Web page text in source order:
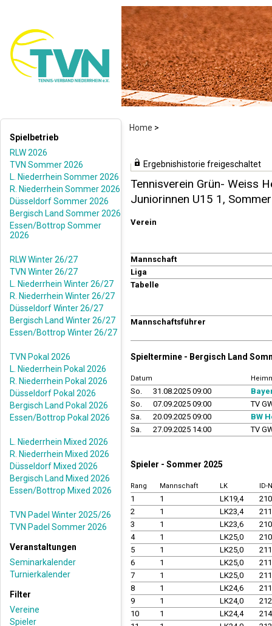
Home >
Spielbetrieb
RLW 2026
TVN Sommer 2026
L. Niederrhein Sommer 2026
R. Niederrhein Sommer 2026
Düsseldorf Sommer 2026
Bergisch Land Sommer 2026
Essen/Bottrop Sommer
2026
RLW Winter 26/27
TVN Winter 26/27
L. Niederrhein Winter 26/27
R. Niederrhein Winter 26/27
Düsseldorf Winter 26/27
Bergisch Land Winter 26/27
Essen/Bottrop Winter 26/27
TVN Pokal 2026
L. Niederrhein Pokal 2026
R. Niederrhein Pokal 2026
Düsseldorf Pokal 2026
Bergisch Land Pokal 2026
Essen/Bottrop Pokal 2026
L. Niederrhein Mixed 2026
R. Niederrhein Mixed 2026
Düsseldorf Mixed 2026
Bergisch Land Mixed 2026
Essen/Bottrop Mixed 2026
TVN Padel Winter 2025/26
TVN Padel Sommer 2026
Veranstaltungen
Seminarkalender
Turnierkalender
Filter
Vereine
Spieler
Ergebnishistorie freigeschaltet
Tennisverein Grün- Weiss
Juniorinnen U15 1,
Verein
Mannschaft
Liga
Tabelle
Mannschaftsführer
Spieltermine - Bergisch Land
Datum
So. 31.08.2025 09:00
So.
07.09.2025 09:00
TV
Sa.
20.09.2025 09:00
BW
Sa.
27.09.2025 14:00 TV
Spieler - Sommer 2025
Rang Mannschaft LK ID-
1 1 LK19,4
2
1 LK23,4
3
1 LK23,6
4
1 LK25,0
5
1 LK25,0
6
1 LK25,0
7
1 LK25,0
8
1 LK24,6
9
1 LK24,0
10
1 LK24,4